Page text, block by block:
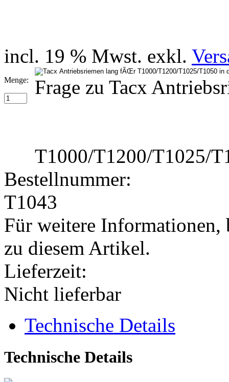
incl. 19 % Mwst. exkl.
Menge: Frage zu Tacx
T1000/T1200/T1025/
Bestellnummer:
T1043
Für weitere Informationen,
zu diesem Artikel.
Lieferzeit:
Nicht lieferbar
Technische Details
Technische Details